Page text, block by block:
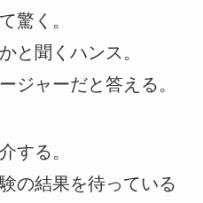
驚く。
と聞くハンス。
ジャーだと答える。
する。
の結果を待っている